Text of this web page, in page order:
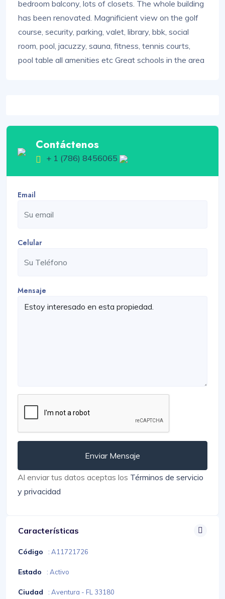
bedroom balcony, lots of closets. The whole building
has been renovated. Magnificient view on the golf
course, security, parking, valet, library, bbk, social
room, pool, jacuzzy, sauna, fitness, tennis courts,
pool table all amenities etc Great schools in the area
Contáctenos
+ 1 (786) 8456065
Email
Celular
Mensaje
Enviar Mensaje
Al enviar tus datos aceptas los Términos de servicio
y privacidad
Características
Código : A11721726
Estado : Activo
Ciudad : Aventura - FL 33180